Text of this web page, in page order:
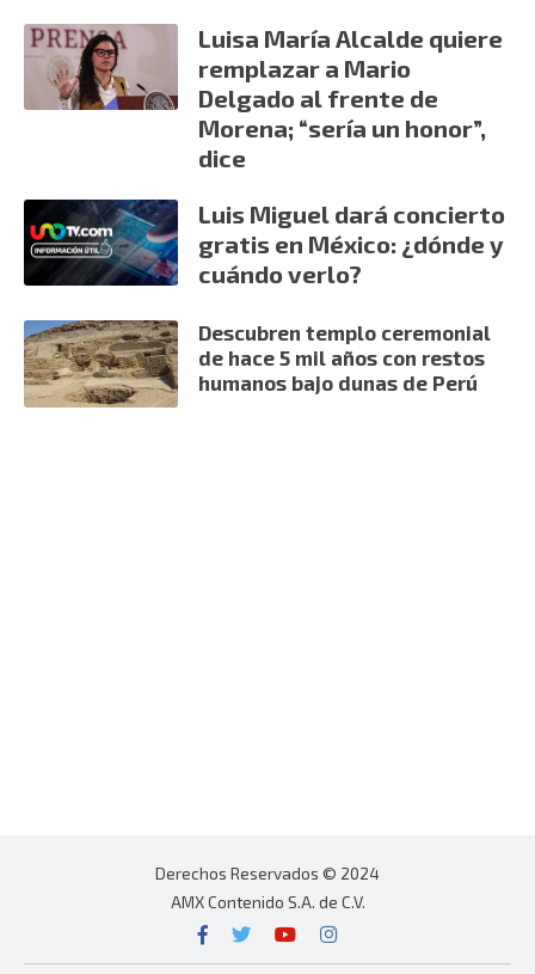
Luisa María Alcalde quiere
remplazar a Mario
Delgado al frente de
Morena; “sería un honor”,
dice
Luis Miguel dará concierto
gratis en México: ¿dónde y
cuándo verlo?
Descubren templo ceremonial
de hace 5 mil años con restos
humanos bajo dunas de Perú
Derechos Reservados © 2024
AMX Contenido S.A. de C.V.